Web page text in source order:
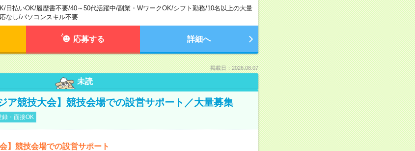
/日払いOK/履歴書不要/40～50代活躍中/副業・WワークOK/シフト勤務/10名以上の大量
なし/パソコンスキル不要
応募する 詳細へ
掲載日：2026.08.07
未読
ア競技大会】競技会場での設営サポート／大量募集
録・面接OK
】競技会場での設営サポート